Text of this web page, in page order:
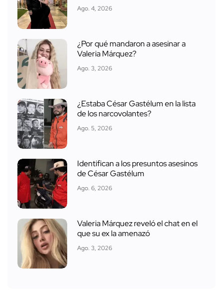
Ago. 4, 2026
¿Por qué mandaron a asesinar a
Valeria Márquez?
Ago. 3, 2026
¿Estaba César Gastélum en la lista
de los narcovolantes?
Ago. 5, 2026
Identifican a los presuntos asesinos
de César Gastélum
Ago. 6, 2026
Valeria Márquez reveló el chat en el
que su ex la amenazó
Ago. 3, 2026